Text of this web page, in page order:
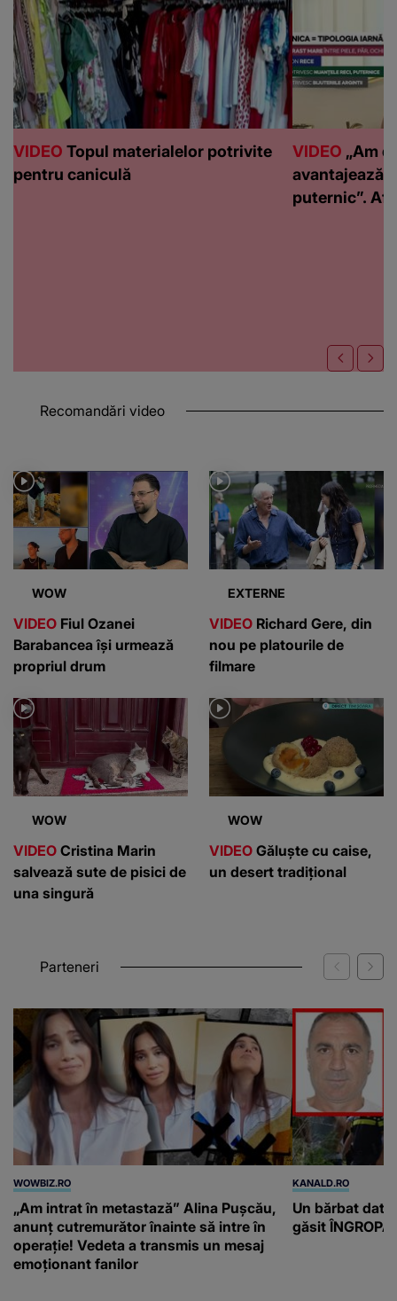
VIDEO Topul materialelor potrivite
pentru caniculă
VIDEO „Am
avantajează
puternic”.
Recomandări video
WOW
VIDEO Fiul Ozanei
Barabancea își urmează
propriul drum
EXTERNE
VIDEO Richard Gere, din
nou pe platourile de
filmare
WOW
VIDEO Cristina Marin
salvează sute de pisici de
una singură
WOW
VIDEO Găluște cu caise,
un desert tradițional
Parteneri
WOWBIZ.RO
„Am intrat în metastază” Alina Pușcău,
anunț cutremurător înainte să intre în
operație! Vedeta a transmis un mesaj
emoționant fanilor
KANALD.RO
Un bărbat dat
găsit